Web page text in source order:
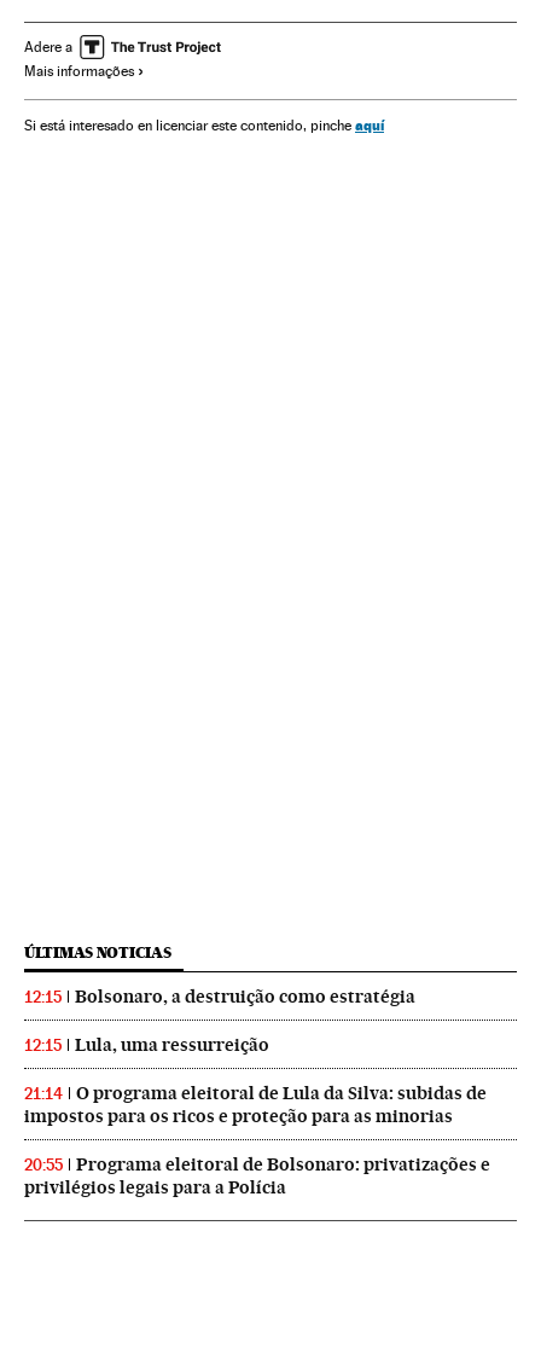
Doenças infecciosas Doenças respiratórias
Ministério Saúde
Cemitérios Sociedade Saúde São Paulo Fortaleza
Adere a
Mais informações
Si está interesado en licenciar este contenido, pinche aquí
ÚLTIMAS NOTICIAS
12:15 Bolsonaro, a destruição como estratégia
12:15 Lula, uma ressurreição
21:14
O programa eleitoral de Lula da Silva: subidas de
impostos para os ricos e proteção para as minorias
20:55
Programa eleitoral de Bolsonaro: privatizações e
privilégios legais para a Polícia